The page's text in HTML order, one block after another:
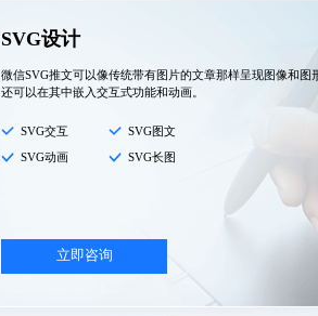
SVG设计
微信SVG推文可以像传统带有图片的文章那样呈现图像和图
还可以在其中嵌入交互式功能和动画。
SVG交互 SVG图文
SVG动画 SVG长图
立即咨询